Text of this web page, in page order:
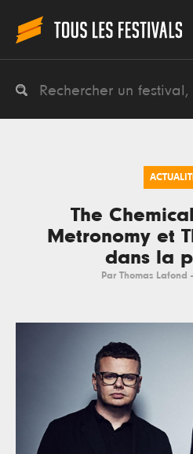
The
Metronomy et
dans la
Par Thomas Lafond